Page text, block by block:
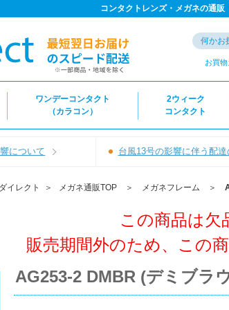
コンタクトレンズ・メガネの通販
お買
ワンデーコンタクト
（カラコン）
2ウィーク
コンタクト
について 台風13号の影響に伴う配
イレクト ＞ メガネ通販TOP ＞ メガネフレーム ＞
この商品は欠
販売期間外のため、この
AG253-2 DMBR (デミブラ